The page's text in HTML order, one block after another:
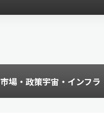
市場・政策宇宙・インフラ